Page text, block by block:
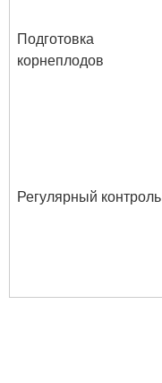
Подготовка
корнеплодов
Регулярный контроль